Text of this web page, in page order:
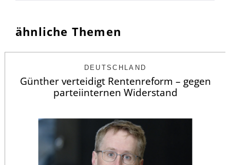
ähnliche Themen
DEUTSCHLAND
Günther verteidigt Rentenreform – gegen
parteiinternen Widerstand